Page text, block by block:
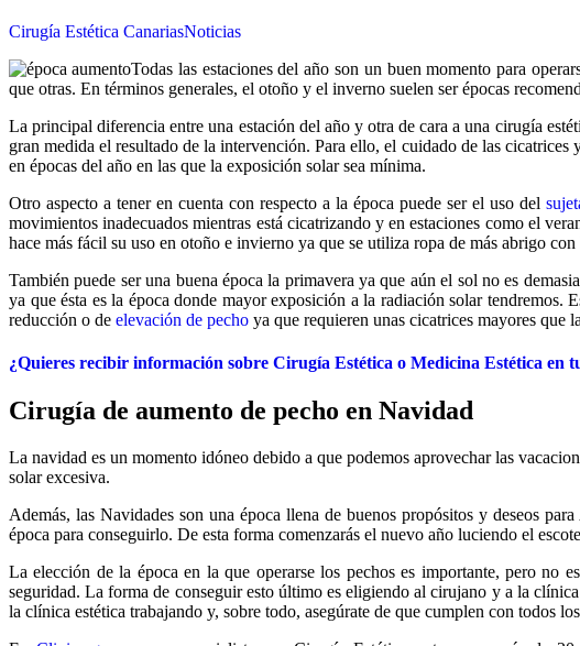
Cirugía Estética CanariasNoticias
Todas las estaciones del año son un buen momento para
que otras. En términos generales, el otoño y el inverno suelen ser épocas
La principal diferencia entre una estación del año y otra de cara a una cirugía
gran medida el resultado de la intervención. Para ello, el cuidado de las
en épocas del año en las que la exposición solar sea mínima.
Otro aspecto a tener en cuenta con respecto a la época puede ser el uso del
movimientos inadecuados mientras está cicatrizando y en estaciones como el
hace más fácil su uso en otoño e invierno ya que se utiliza ropa de más abrigo
También puede ser una buena época la primavera ya que aún el sol no es
ya que ésta es la época donde mayor exposición a la radiación solar
reducción o de elevación de pecho ya que requieren unas cicatrices mayores que
¿Quieres recibir información sobre Cirugía Estética o Medicina Estética en
Cirugía de aumento de pecho en Navidad
La navidad es un momento idóneo debido a que podemos aprovechar las
solar excesiva.
Además, las Navidades son una época llena de buenos propósitos y deseos
época para conseguirlo. De esta forma comenzarás el nuevo año luciendo el
La elección de la época en la que operarse los pechos es importante, pero no
seguridad. La forma de conseguir esto último es eligiendo al cirujano y a la
la clínica estética trabajando y, sobre todo, asegúrate de que cumplen con todos